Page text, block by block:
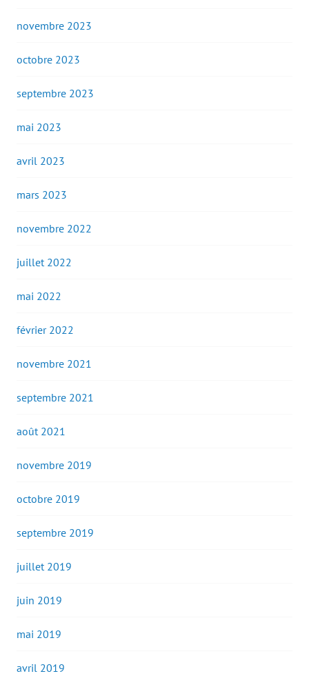
novembre 2023
octobre 2023
septembre 2023
mai 2023
avril 2023
mars 2023
novembre 2022
juillet 2022
mai 2022
février 2022
novembre 2021
septembre 2021
août 2021
novembre 2019
octobre 2019
septembre 2019
juillet 2019
juin 2019
mai 2019
avril 2019